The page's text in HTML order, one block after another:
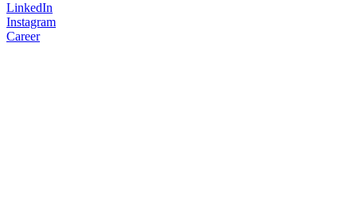
LinkedIn
Instagram
Career